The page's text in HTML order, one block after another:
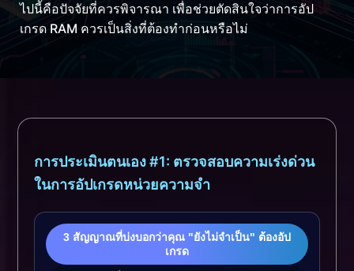
ไปนี้คือปัจจัยที่ควรพิจารณา เพื่อช่วยตัดสินใจว่าการอัป
เกรด RAM ควรเป็นสิ่งที่ต้องทำก่อนหรือไม่
การประเมินตนเอง #1: ตรวจสอบความเร่งด่วน
ในการอัปเกรดหน่วยความจำ
3 สัญญาณที่บ่งบอกว่าคุณ "ยังไม่จำเป็น" ต้องอัป
เกรด